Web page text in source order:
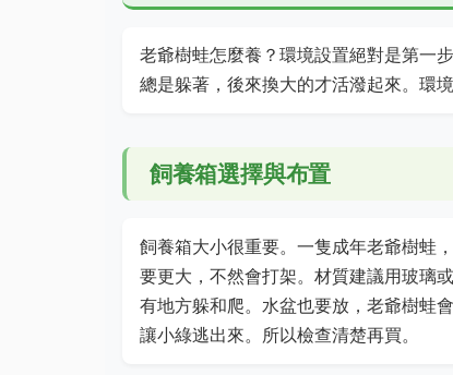
老爺樹蛙怎麼養？環境設置絕對是第一
總是躲著，後來換大的才活潑起來。環
飼養箱選擇與布置
飼養箱大小很重要。一隻成年老爺樹蛙
要更大，不然會打架。材質建議用玻璃
有地方躲和爬。水盆也要放，老爺樹蛙
讓小綠逃出來。所以檢查清楚再買。